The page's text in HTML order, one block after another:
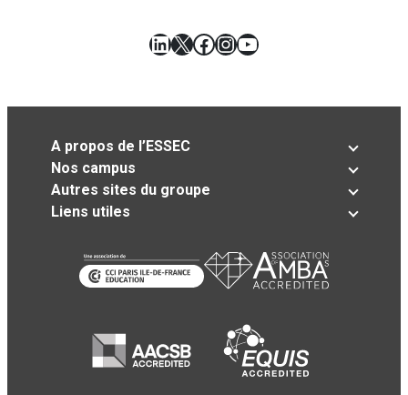
LinkedIn
X Facebook
Instagram
YouTube
A propos de l’ESSEC
Nos campus
Autres sites du groupe
Liens utiles